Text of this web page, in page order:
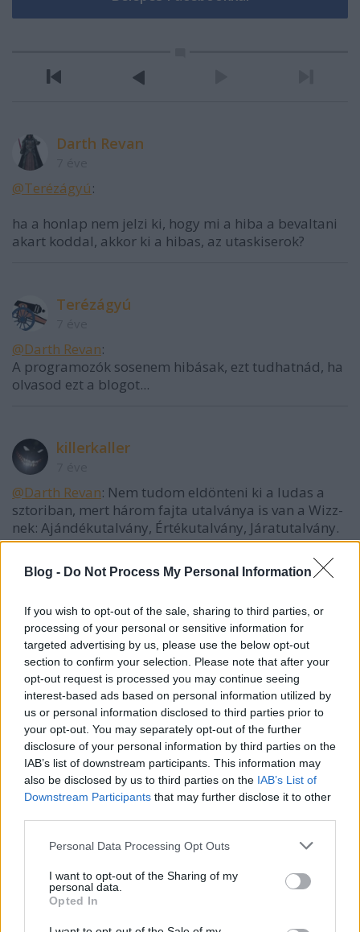
Blog - Do Not Process My Personal Information
If you wish to opt-out of the sale, sharing to third parties, or
processing of your personal or sensitive information for
targeted advertising by us, please use the below opt-out
section to confirm your selection. Please note that after your
opt-out request is processed you may continue seeing
interest-based ads based on personal information utilized by
us or personal information disclosed to third parties prior to
your opt-out. You may separately opt-out of the further
disclosure of your personal information by third parties on the
IAB’s list of downstream participants. This information may
also be disclosed by us to third parties on the IAB’s List of
Downstream Participants that may further disclose it to other
Please note that this website/app uses one or more Google
not limited to your visit or usage behaviour. You may click to
grant or deny consent to Google and its third-party tags to
use your data for below specified purposes in below Google
consent section.
Personal Data Processing Opt Outs
I want to opt-out of the Sharing of my
personal data.
Opted In
Darth Revan
@Terézágyú:
ha a honlap nem jelzi ki, hogy mi a hiba a bevaltani
akart koddal, akkor ki a hibas, az utaskiserok?
Terézágyú
@Darth Revan:
A programozók sosenem hibásak, ezt tudhatnád, ha
olvasod ezt a blogot...
killerkaller
@Darth Revan: Nem tudom eldönteni ki a ludas a
sztoriban, mert három fajta utalványa is van a Wizz-
nek: Ajándékutalvány, Értékutalvány, Járatutalvány.
Utalványonként más-más szabállyal.
Poszter melyiket próbálta beváltani?
Terézágyú
7 éve
@killerkaller:
Annyiban mindenképpen igaza van a pószternek,
hogy ha nem tudja beváltani, akkor a tudomására
kellett volna hozni, hogy miért nem tudja: ki kellett
volna írnia a rendszernek, illetve az
ügyfélszolgálatnak el kellett volna magyaráznia a
dolgot, rá kellett volna kérdeznie a pószternél, hogy
melyik fajta utalványa van stb.
7 éve
@Terézágyú: Tehát megint az ügyfélszolgálat a